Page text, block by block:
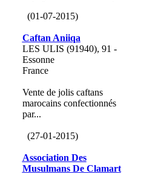
(01-07-2015)
Caftan Aniiqa
LES ULIS (91940), 91 -
Essonne
France
Vente de jolis caftans
marocains confectionnés
par...
(27-01-2015)
Association Des
Musulmans De Clamart